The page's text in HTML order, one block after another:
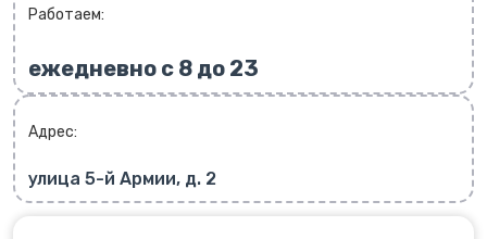
Работаем:
ежедневно с 8 до 23
Адрес:
улица 5-й Армии, д. 2